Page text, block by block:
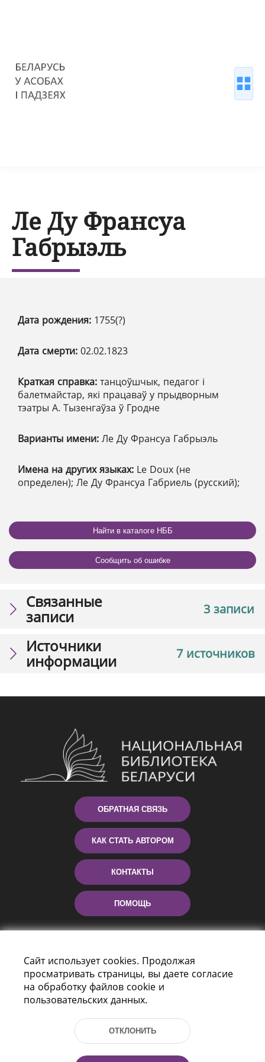
Ле Ду Франсуа
Габрыэль
Дата рождения: 1755(?)
Дата смерти: 02.02.1823
Краткая справка: танцоўшчык, педагог і
балетмайстар, які працаваў у прыдворным
тэатры А. Тызенгаўза ў Гродне
Варианты имени: Ле Ду Франсуа Габрыэль
Имена на других языках: Le Doux (не
определен); Ле Ду Франсуа Габриель (русский);
Найти в каталоге НББ
Сообщить об ошибке
3 записи
Связанные
записи
7 источников
Источники
информации
ОБРАТНАЯ СВЯЗЬ
КАК СТАТЬ АВТОРОМ
КОНТАКТЫ
ПОМОЩЬ
Пр-т Независимости 116
г. Минск, Республика Беларусь, 220114
Тел.: (+375 17) 368 37 37, Факс: (+375 17)
Сайт использует cookies. Продолжая
просматривать страницы, вы даете согласие
на обработку файлов cookie и
пользовательских данных.
ОТКЛОНИТЬ